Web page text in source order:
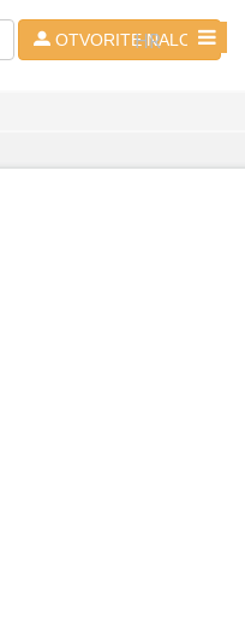
OTVORITE NALOG
HR